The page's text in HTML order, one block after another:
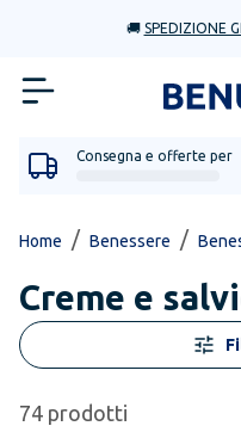
🚚 SPEDIZIONE
Consegna e offerte per
Home / Benessere /
Creme e
74 prodotti